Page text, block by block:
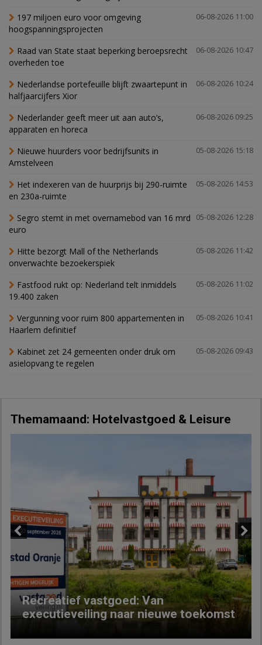
06-08-2026 11:00
197 miljoen euro voor omgeving
hoogspanningsprojecten
06-08-2026 10:47
Raad van State staat beperking beroepsrecht
overheden toe
06-08-2026 10:24
Nederlandse portefeuille blijft zwaartepunt in
halfjaarcijfers Xior
06-08-2026 09:25
Nederlander geeft meer uit aan auto’s,
apparaten en horeca
05-08-2026 15:18
Nieuwe huurders voor bedrijfsunits in
Amstelveen
05-08-2026 14:53
Het indexeren van de huurprijs bij 290-ruimte
en 230a-ruimte
05-08-2026 12:28
Segro stemt in met overnamebod van 16 mrd
euro
05-08-2026 11:42
Hitte bezorgt Mall of the Netherlands
onverwachte bezoekerspiek
05-08-2026 11:02
Fastfood rukt op: Nederland telt inmiddels
19.400 zaken
05-08-2026 10:41
Vergunning voor ruim 800 appartementen in
Haarlem definitief
05-08-2026 09:43
Kabinet zet 24 gemeenten onder druk om
asielopvang te regelen
Themamaand: Hotelvastgoed & Leisure
Recreatief vastgoed: Van
executieveiling naar nieuwe toekomst
Next